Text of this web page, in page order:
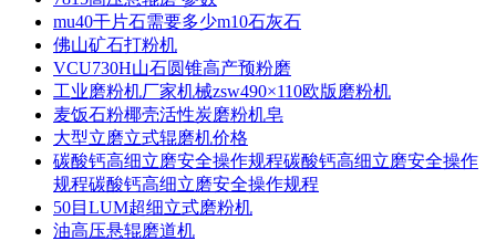
mu40干片石需要多少m10石灰石
佛山矿石打粉机
VCU730H山石圆锥高产预粉磨
工业磨粉机厂家机械zsw490×110欧版磨粉机
麦饭石粉椰壳活性炭磨粉机皂
大型立磨立式辊磨机价格
碳酸钙高细立磨安全操作规程碳酸钙高细立磨安全操作
规程碳酸钙高细立磨安全操作规程
50目LUM超细立式磨粉机
油高压悬辊磨道机